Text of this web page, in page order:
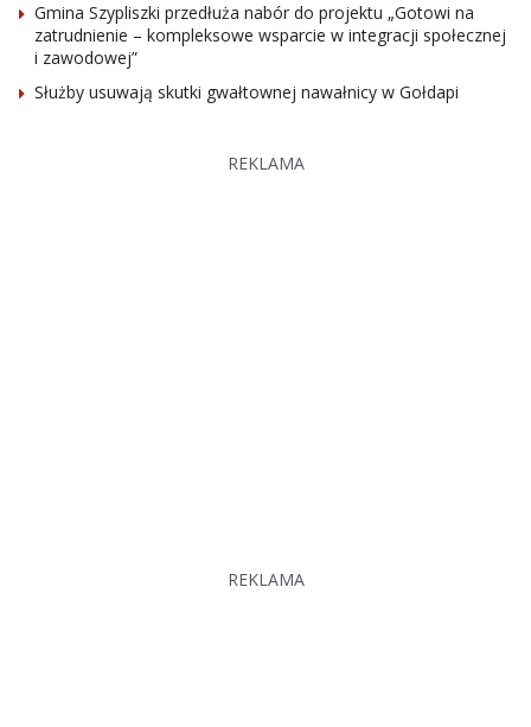
Gmina Szypliszki przedłuża nabór do projektu „Gotowi na
zatrudnienie – kompleksowe wsparcie w integracji społecznej
i zawodowej”
Służby usuwają skutki gwałtownej nawałnicy w Gołdapi
REKLAMA
REKLAMA